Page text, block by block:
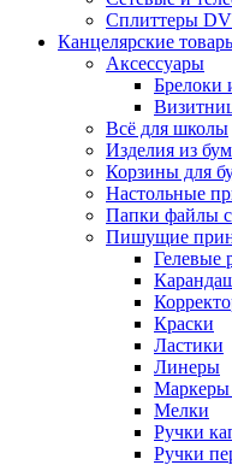
Сплиттеры
Канцелярские
Аксессуары
Брелоки
Всё для школы
Изделия из
Корзины для
Настольные
Папки файлы
Пишущие
Гелевые
Краски
Ластики
Линеры
Маркеры
Мелки
Ручки
Ручки